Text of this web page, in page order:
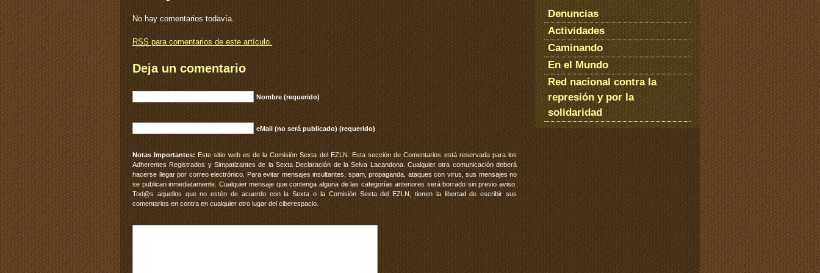
No hay comentarios todavía.
RSSpara comentarios de este artículo.
Deja un comentario
Nombre (requerido)
eMail (no será publicado) (requerido)
Notas Importantes: Este sitio web es de la Comisión Sexta del EZLN. Esta sección de Comentarios está reservada para los
Adherentes Registrados y Simpatizantes de la Sexta Declaración de la Selva Lacandona. Cualquier otra comunicación deberá
hacerse llegar por correo electrónico. Para evitar mensajes insultantes, spam, propaganda, ataques con virus, sus mensajes no
se publican inmediatamente. Cualquier mensaje que contenga alguna de las categorías anteriores será borrado sin previo aviso.
Tod@s aquellos que no estén de acuerdo con la Sexta o la Comisión Sexta del EZLN, tienen la libertad de escribir sus
comentarios en contra en cualquier otro lugar del ciberespacio.
Denuncias
Actividades
Caminando
En el Mundo
Red nacional contra la
represión y por la
solidaridad